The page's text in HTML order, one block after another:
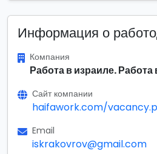
Информация о
Компания
Работа в израиле. Работа
Сайт компании
haifawork.com/
Email
iskrakovrov@gmail.com